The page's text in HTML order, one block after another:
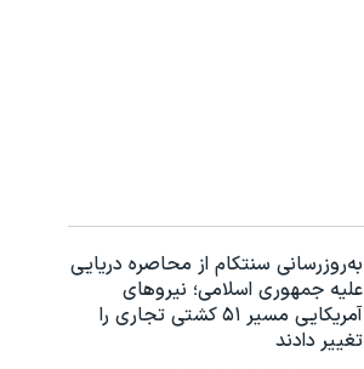
به‌روزرسانی سنتکام از محاصره دریایی
علیه جمهوری اسلامی؛ نیروهای
آمریکایی مسیر ۵۱ کشتی تجاری را
تغییر دادند